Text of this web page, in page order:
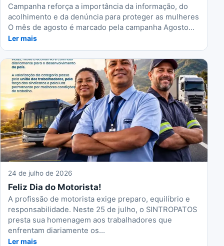
Campanha reforça a importância da informação, do
acolhimento e da denúncia para proteger as mulheres
O mês de agosto é marcado pela campanha Agosto...
Ler mais
24 de julho de 2026
Feliz Dia do Motorista!
A profissão de motorista exige preparo, equilíbrio e
responsabilidade. Neste 25 de julho, o SINTROPATOS
presta sua homenagem aos trabalhadores que
enfrentam diariamente os...
Ler mais